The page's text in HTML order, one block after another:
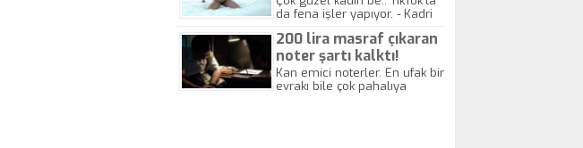
da fena işler yapıyor. - Kadri
200 lira masraf çıkaran
noter şartı kalktı!
Kan emici noterler. En ufak bir
evrakı bile çok pahalıya